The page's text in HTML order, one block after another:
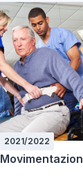
2021/2022